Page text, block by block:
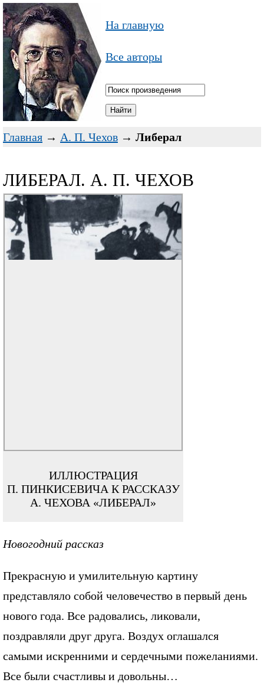
На главную
Все авторы
Главная → А. П. Чехов → Либерал
ЛИБЕРАЛ. А. П. ЧЕХОВ
ИЛЛЮСТРАЦИЯ
П. ПИНКИСЕВИЧА К РАССКАЗУ
А. ЧЕХОВА «ЛИБЕРАЛ»
Новогодний рассказ
Прекрасную и умилительную картину
представляло собой человечество в первый день
нового года. Все радовались, ликовали,
поздравляли друг друга. Воздух оглашался
самыми искренними и сердечными пожеланиями.
Все были счастливы и довольны…